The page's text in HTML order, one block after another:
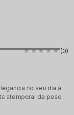
no seu dia á
atemporal de peso
(0)